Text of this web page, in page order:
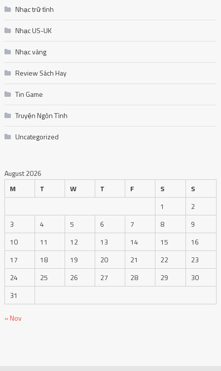
Nhạc trữ tình
Nhạc US-UK
Nhạc vàng
Review Sách Hay
Tin Game
Truyện Ngôn Tình
Uncategorized
August 2026
M
T W T F S
S
1
2
3
4 5 6 7 8
9
10
11 12 13 14 15
16
17
18 19 20 21 22
23
24
25 26 27 28 29
30
31
« Nov